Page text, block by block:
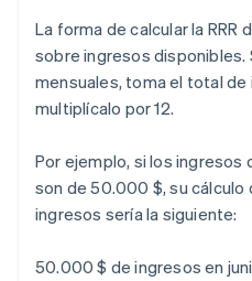
La forma de calcular la
sobre ingresos
mensuales, toma el total de
multiplícalo por 12.
Por ejemplo, si los ingresos
son de 50.000 $, su cálculo
ingresos sería la siguiente:
50.000 $ de ingresos en